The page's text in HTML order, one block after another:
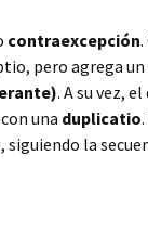
contraexcepción
pero agrega
. A su vez,
con una duplicatio
, siguiendo la